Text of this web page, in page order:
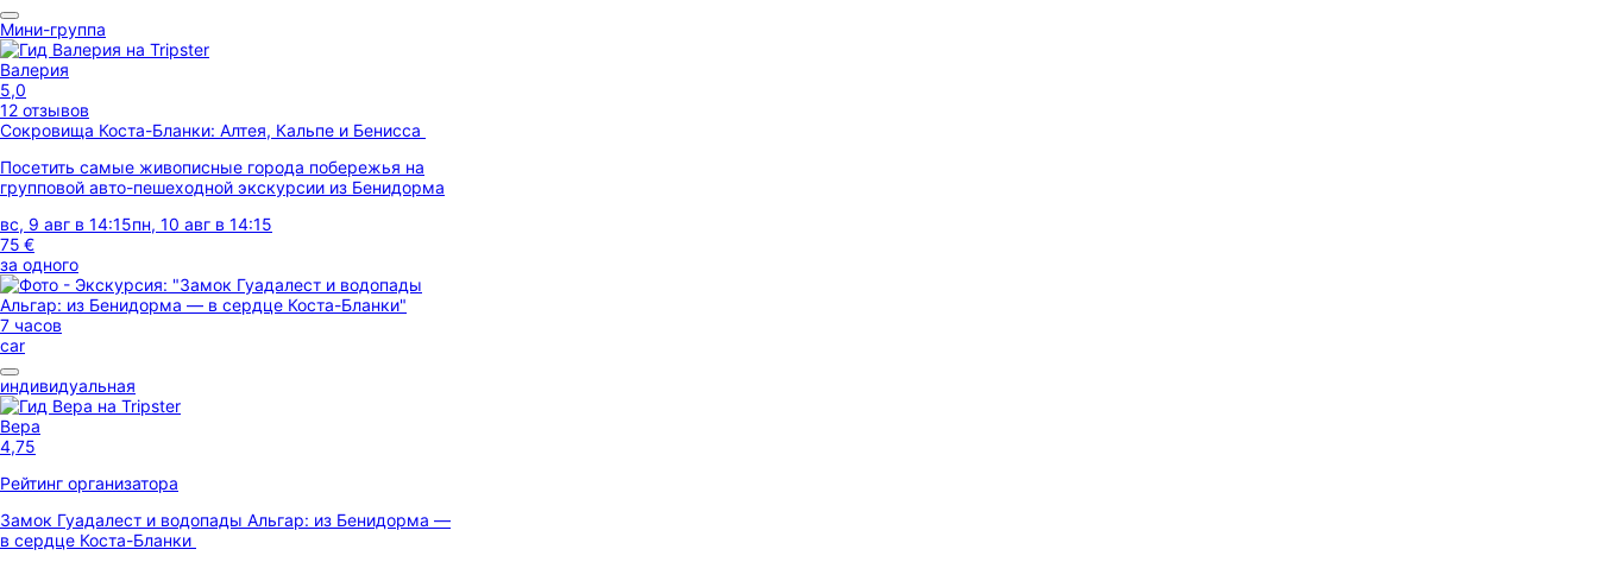
Мини-группа
Валерия
5,0
12 отзывов
Сокровища Коста-Бланки: Алтея, Кальпе и Бенисса
Посетить самые живописные города побережья на
групповой авто-пешеходной экскурсии из Бенидорма
вс, 9 авг в 14:15пн, 10 авг в 14:15
75 €
за одного
7 часов
car
индивидуальная
Вера
4,75
Рейтинг организатора
Замок Гуадалест и водопады Альгар: из Бенидорма —
в сердце Коста-Бланки